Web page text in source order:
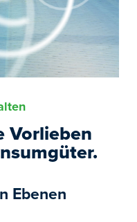
Vor­lieben
Ebenen